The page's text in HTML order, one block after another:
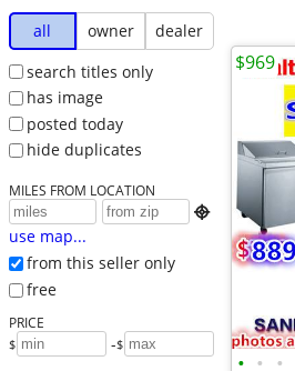
all
owner
dealer
search titles only
has image
posted today
hide duplicates
MILES FROM LOCATION

use map...
from this seller only
free
PRICE
$ -$
• • •
$969